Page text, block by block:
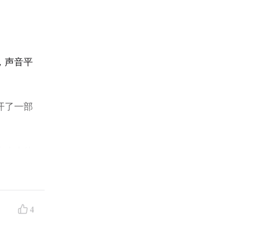
声音平
了一部
小的
4